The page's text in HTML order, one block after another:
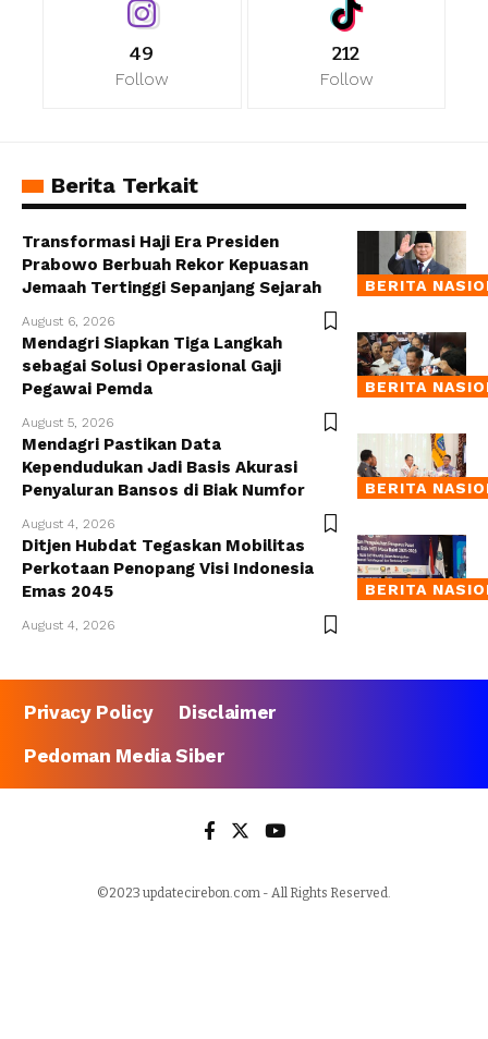
49
Follow
212
Follow
Berita Terkait
BERITA
Transformasi Haji Era Presiden
Prabowo Berbuah Rekor Kepuasan
Jemaah Tertinggi Sepanjang Sejarah
August 6, 2026
BERITA
Mendagri Siapkan Tiga Langkah
sebagai Solusi Operasional Gaji
Pegawai Pemda
August 5, 2026
BERITA
Mendagri Pastikan Data
Kependudukan Jadi Basis Akurasi
Penyaluran Bansos di Biak Numfor
August 4, 2026
BERITA
Ditjen Hubdat Tegaskan Mobilitas
Perkotaan Penopang Visi Indonesia
Emas 2045
August 4, 2026
Privacy Policy
Disclaimer
Pedoman Media Siber
©2023 updatecirebon.com - All Rights Reserved.